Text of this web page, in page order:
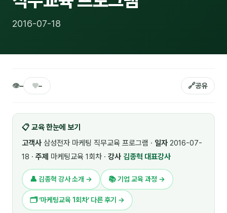
🤝 B2B 세일즈
💼 비즈니스 스킬
🎓 강사육성 · 교수법
5
💻 IT · 디지털
🎬 영상 · 콘텐츠
📊 프레젠테이션 · 기획
🚀 창업 · 커리어
2016-07-18
👁– ♥– 🔗공유
📋 교육 한눈에 보기
고객사 삼성전자 마케팅 직무교육 프로그램 · 일자 2016-07-
18 · 주제 마케팅교육 1회차 · 강사 김종혁 대표강사
👤 김종혁 강사 소개 → 📚 기업 교육 과정 →
🗂 ‘마케팅교육 1회차’ 다른 후기 →